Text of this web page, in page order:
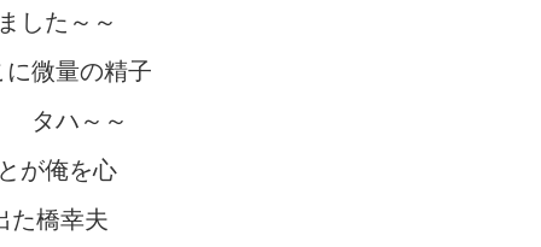
した～～
微量の精子
タハ～～
が俺を心
た橋幸夫